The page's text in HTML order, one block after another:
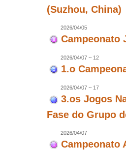
(Suzhou, China)
2026/04/05
Campeonato
2026/04/07 ~ 12
1.o
2026/04/07 ~ 17
3.os Jogos
Fase do Grupo
2026/04/07
Campeonato